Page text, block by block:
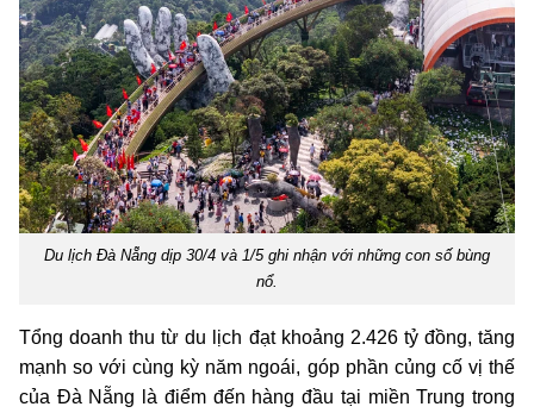
Du lịch Đà Nẵng dịp 30/4 và 1/5 ghi nhận với những con số bùng
nổ.
Tổng doanh thu từ du lịch đạt khoảng 2.426 tỷ đồng, tăng
mạnh so với cùng kỳ năm ngoái, góp phần củng cố vị thế
của Đà Nẵng là điểm đến hàng đầu tại miền Trung trong